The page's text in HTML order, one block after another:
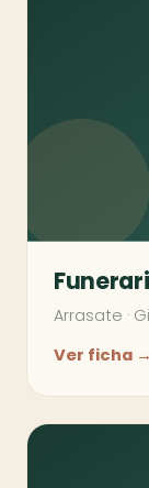
Arrasate ·
Ver ficha →